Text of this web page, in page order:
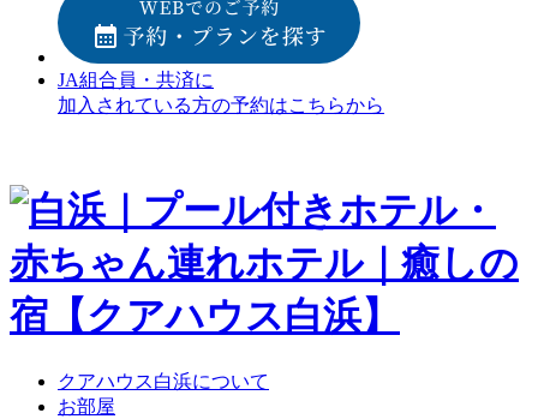
JA組合員・共済に
加入されている方の予約はこちらから
クアハウス白浜について
お部屋